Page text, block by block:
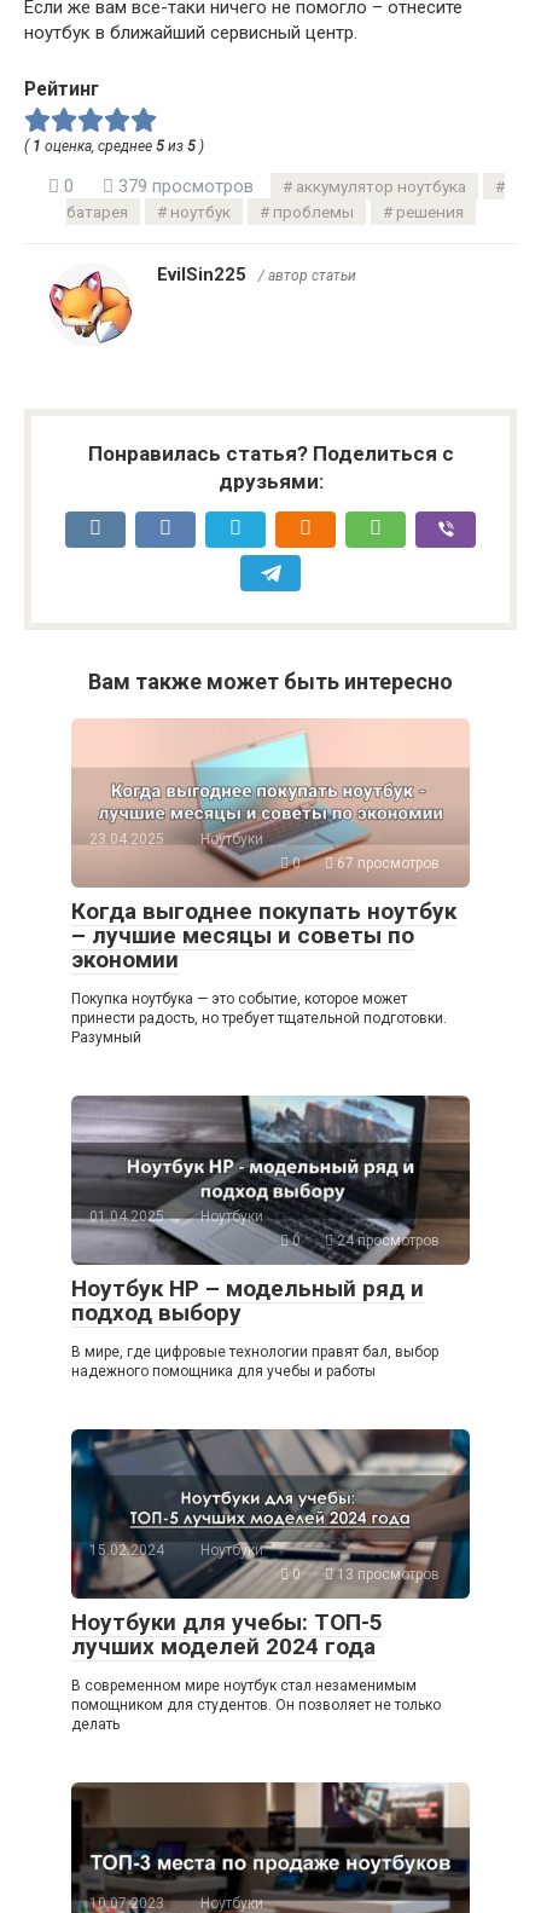
Если же вам все-таки ничего не помогло – отнесите
ноутбук в ближайший сервисный центр.
Рейтинг
( 1 оценка, среднее 5 из 5 )
0 379 просмотров
аккумулятор ноутбука
батарея
ноутбук проблемы решения
EvilSin225 / автор статьи
Понравилась статья? Поделиться с
друзьями:
Вам также может быть интересно
23.04.2025
Ноутбуки
0
67 просмотров
Когда выгоднее покупать ноутбук
– лучшие месяцы и советы по
экономии
Покупка ноутбука — это событие, которое может
принести радость, но требует тщательной подготовки.
Разумный
01.04.2025
Ноутбуки
0
24 просмотров
Ноутбук HP – модельный ряд и
подход выбору
В мире, где цифровые технологии правят бал, выбор
надежного помощника для учебы и работы
15.02.2024
Ноутбуки
0
13 просмотров
Ноутбуки для учебы: ТОП-5
лучших моделей 2024 года
В современном мире ноутбук стал незаменимым
помощником для студентов. Он позволяет не только
делать
10.07.2023
Ноутбуки